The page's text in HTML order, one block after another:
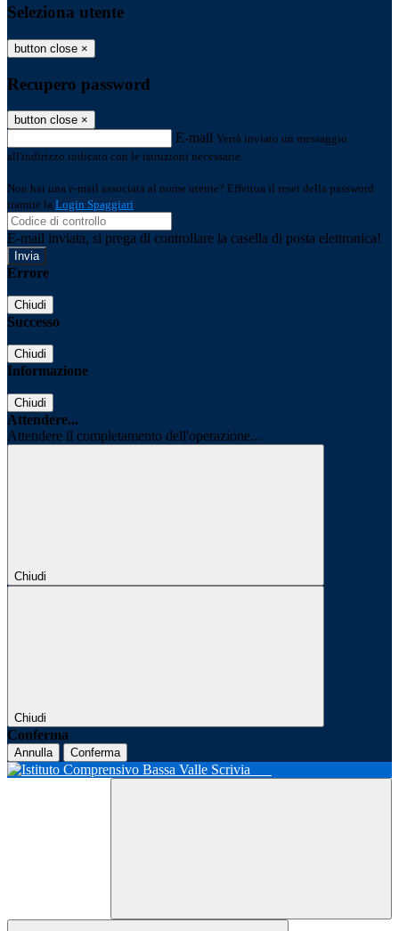
Seleziona utente
button close ×
Recupero password
button close ×
E-mail Verrà inviato un messaggio
all'indirizzo indicato con le istruzioni necessarie.
Non hai una e-mail associata al nome utente? Effettua il reset della password
tramite la Login Spaggiari
E-mail inviata, si prega di controllare la casella di posta elettronica!
Errore
Chiudi
Successo
Chiudi
Informazione
Chiudi
Attendere...
Attendere il completamento dell'operazione...
Chiudi
Chiudi
Conferma
Annulla Conferma